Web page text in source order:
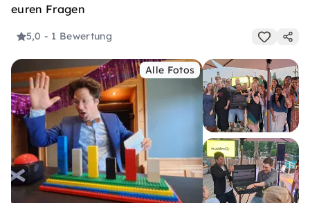
euren Fragen
5,0 - 1 Bewertung
Alle Fotos